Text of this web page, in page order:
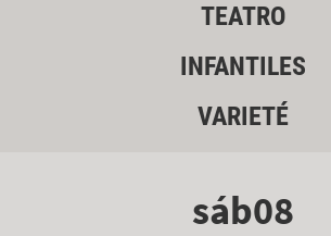
TEATRO
INFANTILES
VARIETÉ
sáb08